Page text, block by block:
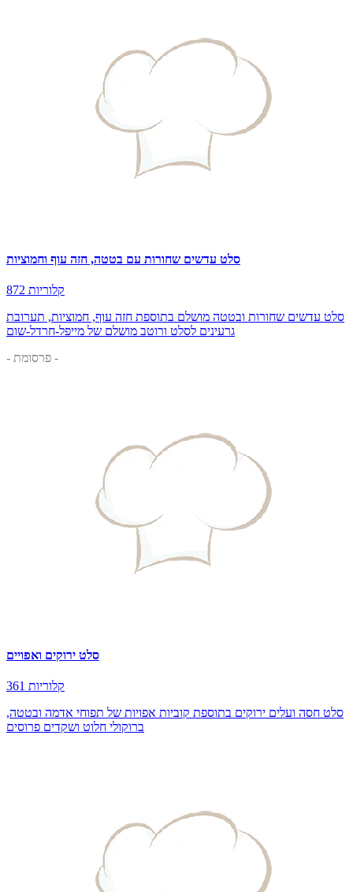
סלט עדשים שחורות עם בטטה, חזה עוף וחמוציות
872 קלוריות
סלט עדשים שחורות ובטטה מושלם בתוספת חזה עוף, חמוציות, תערובת
גרעינים לסלט ורוטב מושלם של מייפל-חרדל-שום
- פרסומת -
סלט ירוקים ואפויים
361 קלוריות
סלט חסה ועלים ירוקים בתוספת קוביות אפויות של תפוחי אדמה ובטטה,
ברוקולי חלוט ושקדים פרוסים